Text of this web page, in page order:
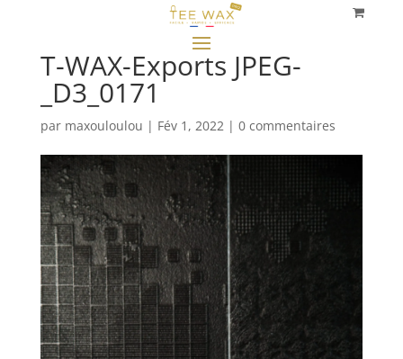
T-WAX-Exports JPEG-
_D3_0171
par maxouloulou | Fév 1, 2022| 0 commentaires